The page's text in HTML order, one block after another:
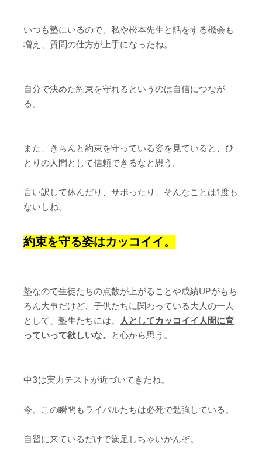
いつも塾にいるので、私や松本先生と話をする機会も
増え、質問の仕方が上手になったね。
自分で決めた約束を守れるというのは自信につなが
る。
また、きちんと約束を守っている姿を見ていると、ひ
とりの人間として信頼できるなと思う。
言い訳して休んだり、サボったり、そんなことは1度も
ないしね。
約束を守る姿はカッコイイ。
塾なので生徒たちの点数が上がることや成績UPがもち
ろん大事だけど、子供たちに関わっている大人の一人
として、塾生たちには、
人としてカッコイイ人間に育
っていって欲しいな。 と心から思う。
中3は実力テストが近づいてきたね。
今、この瞬間もライバルたちは必死で勉強している。
自習に来ているだけで満足しちゃいかんぞ。